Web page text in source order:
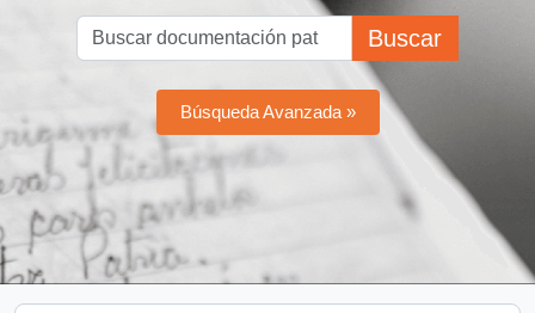
Buscar
Búsqueda Avanzada »